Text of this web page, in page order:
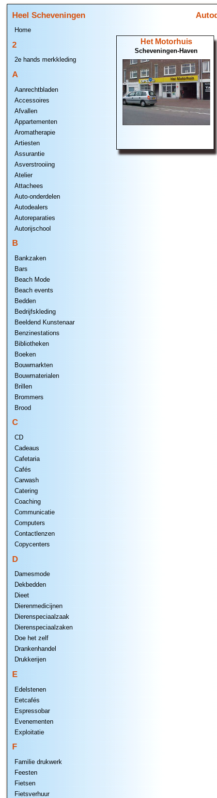
Heel Scheveningen
Home
2
2e hands merkkleding
A
Aanrechtbladen
Accessoires
Afvallen
Appartementen
Aromatherapie
Artiesten
Assurantie
Asverstrooiing
Atelier
Attachees
Auto-onderdelen
Autodealers
Autoreparaties
Autorijschool
B
Bankzaken
Bars
Beach Mode
Beach events
Bedden
Bedrijfskleding
Beeldend Kunstenaar
Benzinestations
Bibliotheken
Boeken
Bouwmarkten
Bouwmaterialen
Brillen
Brommers
Brood
C
CD
Cadeaus
Cafetaria
Cafés
Carwash
Catering
Coaching
Communicatie
Computers
Contactlenzen
Copycenters
D
Damesmode
Dekbedden
Dieet
Dierenmedicijnen
Dierenspeciaalzaak
Dierenspeciaalzaken
Doe het zelf
Drankenhandel
Drukkerijen
E
Edelstenen
Eetcafés
Espressobar
Evenementen
Exploitatie
F
Familie drukwerk
Feesten
Fietsen
Fietsverhuur
Het Motorhuis
Scheveningen-Haven